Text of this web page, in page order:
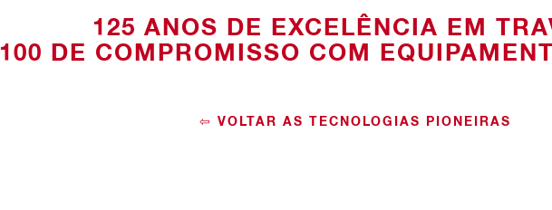
125 ANOS DE EXCELÊNCIA EM
100 DE COMPROMISSO COM
⇦ VOLTAR ÀS TECNOLOGIAS PIONEIRAS